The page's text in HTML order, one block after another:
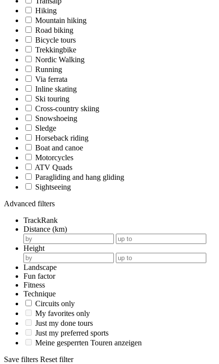
Hiking
Mountain hiking
Road biking
Bicycle tours
Trekkingbike
Nordic Walking
Running
Via ferrata
Inline skating
Ski touring
Cross-country skiing
Snowshoeing
Sledge
Horseback riding
Boat and canoe
Motorcycles
ATV Quads
Paragliding and hang gliding
Sightseeing
Advanced filters
TrackRank
Distance (km)
Height
Landscape
Fun factor
Fitness
Technique
Circuits only
My favorites only
Just my done tours
Just my preferred sports
Meine gesperrten Touren anzeigen
Save filters Reset filter